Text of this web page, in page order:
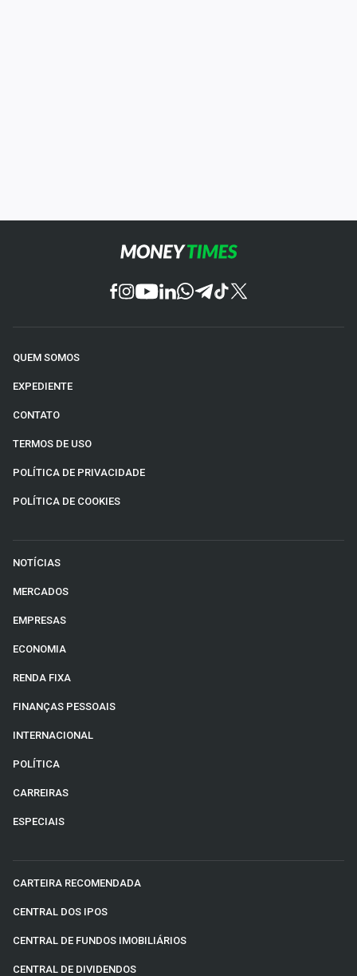
QUEM SOMOS
EXPEDIENTE
CONTATO
TERMOS DE USO
POLÍTICA DE PRIVACIDADE
POLÍTICA DE COOKIES
NOTÍCIAS
MERCADOS
EMPRESAS
ECONOMIA
RENDA FIXA
FINANÇAS PESSOAIS
INTERNACIONAL
POLÍTICA
CARREIRAS
ESPECIAIS
CARTEIRA RECOMENDADA
CENTRAL DOS IPOS
CENTRAL DE FUNDOS IMOBILIÁRIOS
CENTRAL DE DIVIDENDOS